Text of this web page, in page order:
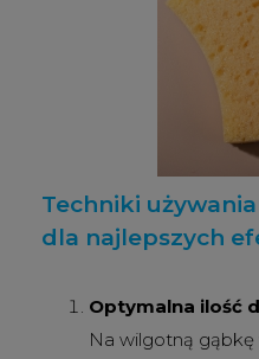
Techniki
dla najlepszych
Optymalna ilość
Na wilgotną gąbkę